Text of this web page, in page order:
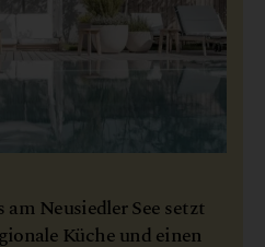
Neusiedler See setzt
Küche und einen